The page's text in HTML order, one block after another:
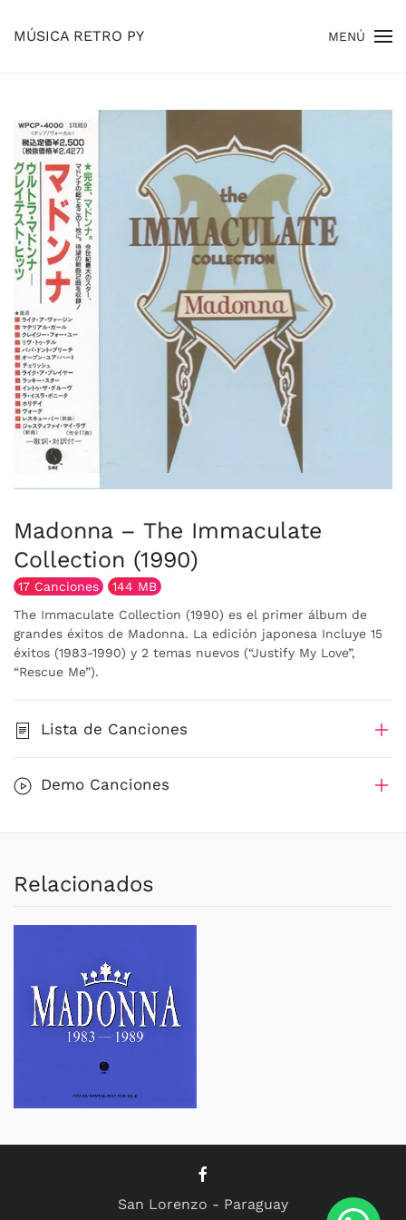
MÚSICA RETRO PY MENÚ
Madonna – The Immaculate
Collection (1990)
17 Canciones
144 MB
The Immaculate Collection (1990) es el primer álbum de
grandes éxitos de Madonna. La edición japonesa Incluye 15
éxitos (1983-1990) y 2 temas nuevos (“Justify My Love”,
“Rescue Me”).
Lista de Canciones
Demo Canciones
Relacionados
San Lorenzo - Paraguay